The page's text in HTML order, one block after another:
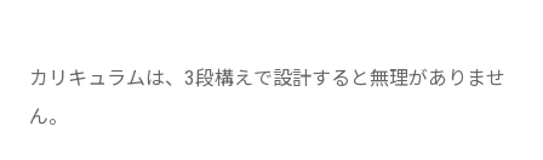
カリキュラムは、3段構えで設計すると無理がありませ
ん。